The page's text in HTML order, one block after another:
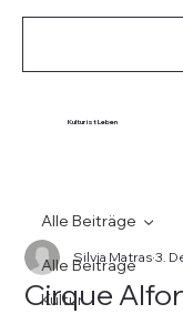
Kultur ist Leben
Alle Beiträge
Kultur
Alle Beiträge
Cirque
Silvia Matras 3.